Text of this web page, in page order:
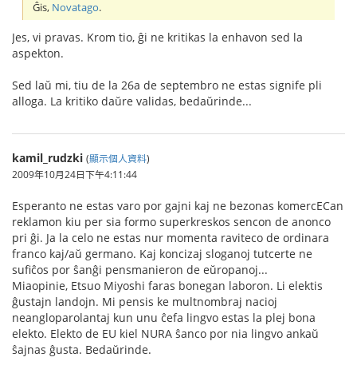
Ĝis, Novatago.
Jes, vi pravas. Krom tio, ĝi ne kritikas la enhavon sed la
aspekton.
Sed laŭ mi, tiu de la 26a de septembro ne estas signife pli
alloga. La kritiko daŭre validas, bedaŭrinde...
kamil_rudzki (顯示個人資料)
2009年10月24日下午4:11:44
Esperanto ne estas varo por gajni kaj ne bezonas komercECan
reklamon kiu per sia formo superkreskos sencon de anonco
pri ĝi. Ja la celo ne estas nur momenta raviteco de ordinara
franco kaj/aŭ germano. Kaj koncizaj sloganoj tutcerte ne
sufiĉos por ŝanĝi pensmanieron de eŭropanoj...
Miaopinie, Etsuo Miyoshi faras bonegan laboron. Li elektis
ĝustajn landojn. Mi pensis ke multnombraj nacioj
neangloparolantaj kun unu ĉefa lingvo estas la plej bona
elekto. Elekto de EU kiel NURA ŝanco por nia lingvo ankaŭ
ŝajnas ĝusta. Bedaŭrinde.